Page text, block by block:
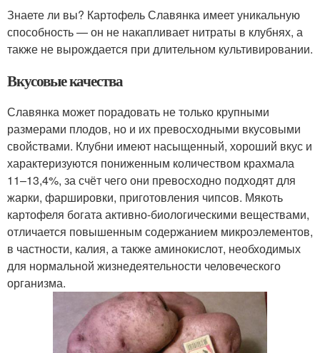
Знаете ли вы? Картофель Славянка имеет уникальную
способность — он не накапливает нитраты в клубнях, а
также не вырождается при длительном культивировании.
Вкусовые качества
Славянка может порадовать не только крупными
размерами плодов, но и их превосходными вкусовыми
свойствами. Клубни имеют насыщенный, хороший вкус и
характеризуются пониженным количеством крахмала
11–13,4%, за счёт чего они превосходно подходят для
жарки, фаршировки, приготовления чипсов. Мякоть
картофеля богата активно-биологическими веществами,
отличается повышенным содержанием микроэлементов,
в частности, калия, а также аминокислот, необходимых
для нормальной жизнедеятельности человеческого
организма.